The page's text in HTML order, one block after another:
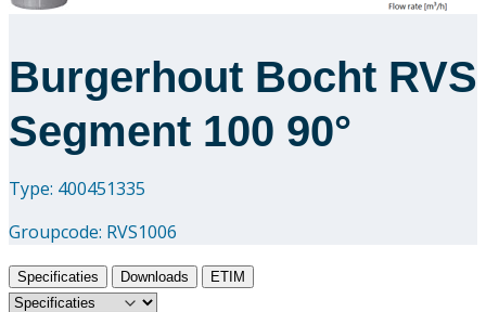
Contact
Burgerhout Bocht RVS
Segment 100 90°
Type: 400451335
Groupcode: RVS1006
Specificaties Downloads ETIM